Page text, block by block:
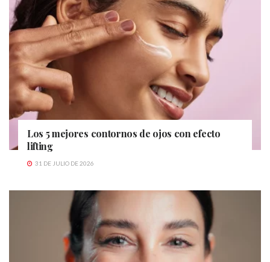
Los 5 mejores contornos de ojos con efecto
lifting
31 DE JULIO DE 2026